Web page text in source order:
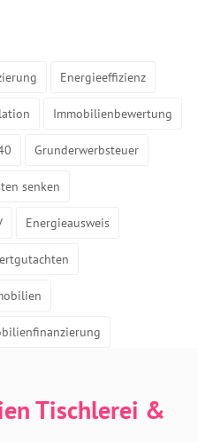
Energieeffizienz
Immobilienbewertung
Grunderwerbsteuer
senken
Energieausweis
Tischlerei &